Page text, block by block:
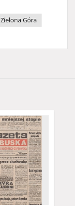
Zielona Góra